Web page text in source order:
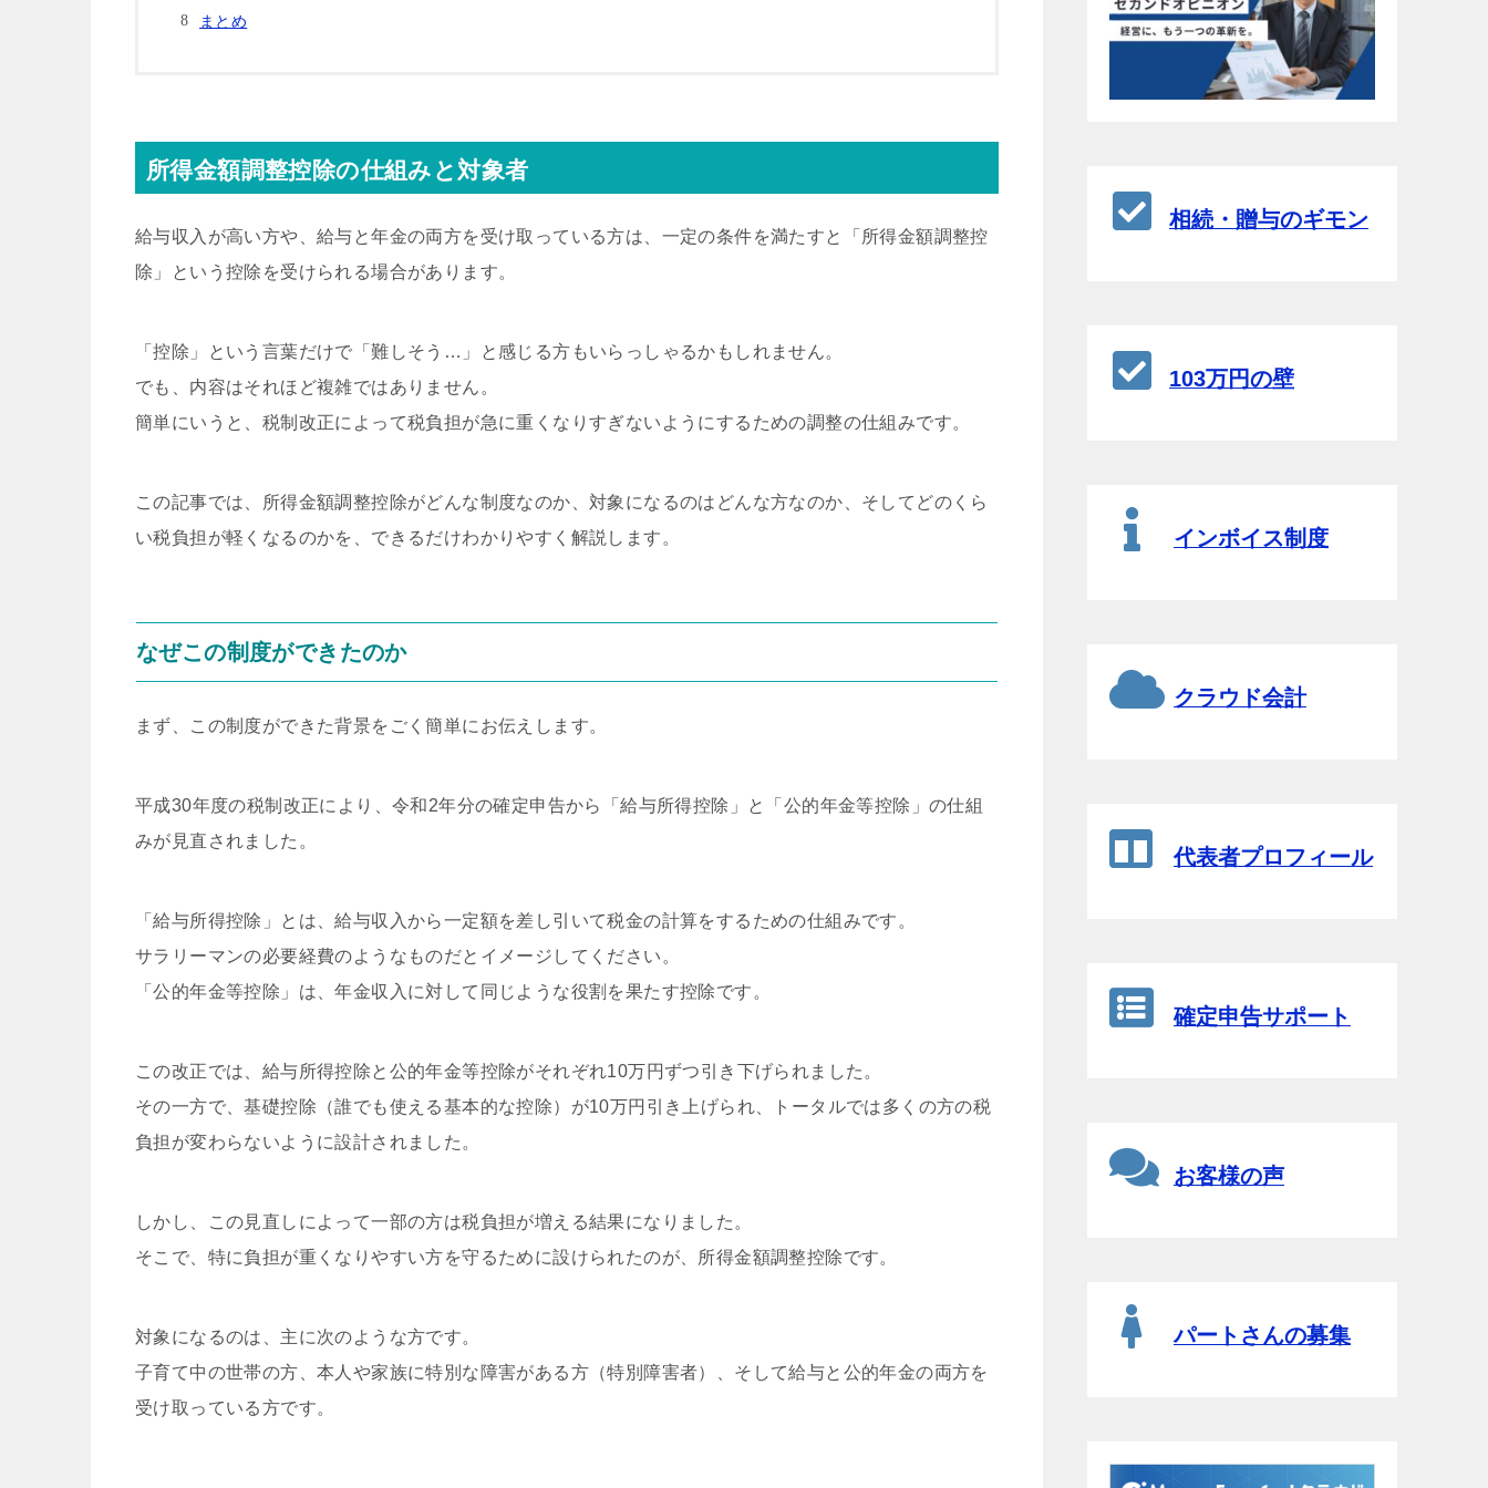
まとめ
所得金額調整控除の仕組みと対象者
給与収入が高い方や、給与と年金の両方を受け取っている方は、一定の条件を満たすと「所得金額調整控
除」という控除を受けられる場合があります。
「控除」という言葉だけで「難しそう…」と感じる方もいらっしゃるかもしれません。
でも、内容はそれほど複雑ではありません。
簡単にいうと、税制改正によって税負担が急に重くなりすぎないようにするための調整の仕組みです。
この記事では、所得金額調整控除がどんな制度なのか、対象になるのはどんな方なのか、そしてどのくら
い税負担が軽くなるのかを、できるだけわかりやすく解説します。
なぜこの制度ができたのか
まず、この制度ができた背景をごく簡単にお伝えします。
平成30年度の税制改正により、令和2年分の確定申告から「給与所得控除」と「公的年金等控除」の仕組
みが見直されました。
「給与所得控除」とは、給与収入から一定額を差し引いて税金の計算をするための仕組みです。
サラリーマンの必要経費のようなものだとイメージしてください。
「公的年金等控除」は、年金収入に対して同じような役割を果たす控除です。
この改正では、給与所得控除と公的年金等控除がそれぞれ10万円ずつ引き下げられました。
その一方で、基礎控除（誰でも使える基本的な控除）が10万円引き上げられ、トータルでは多くの方の税
負担が変わらないように設計されました。
しかし、この見直しによって一部の方は税負担が増える結果になりました。
そこで、特に負担が重くなりやすい方を守るために設けられたのが、所得金額調整控除です。
対象になるのは、主に次のような方です。
子育て中の世帯の方、本人や家族に特別な障害がある方（特別障害者）、そして給与と公的年金の両方を
受け取っている方です。
相続・贈与のギモン
103万円の壁
インボイス制度
クラウド会計
代表者プロフィール
確定申告サポート
お客様の声
パートさんの募集